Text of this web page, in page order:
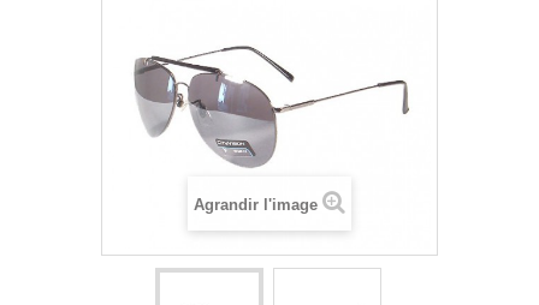
Agrandir l'image